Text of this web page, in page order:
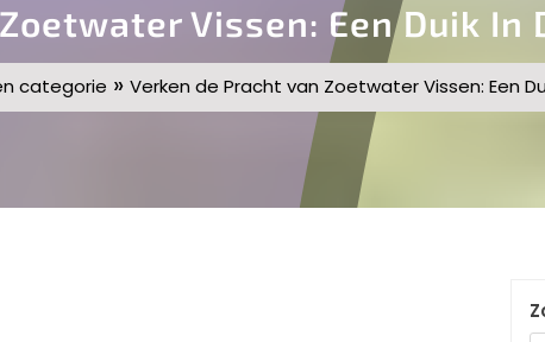
Vissen: Een Duik
categorie » Verken de Pracht van Zoetwater Vissen: Een